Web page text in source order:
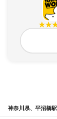
神奈川県、平沼橋